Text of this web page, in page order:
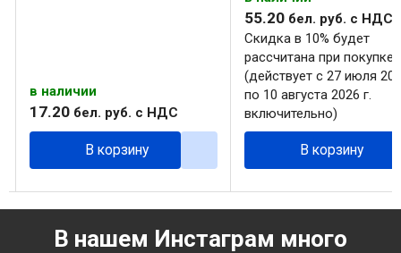
в наличии
17.20 бел. руб. с НДС
В корзину
55.20 бел. руб. с НДС
Скидка в 10% будет
рассчитана при покупке
(действует с 27 июля
по 10 августа 2026 г.
включительно)
В корзину
В нашем Инстаграм много